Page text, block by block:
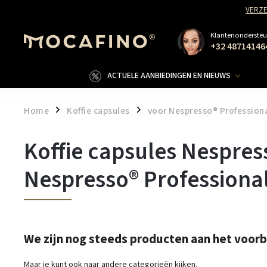
+32
ACTUELE AANBIEDINGEN EN NIEUWS
Home / Koffie capsules / voor Nespresso®
Koffie capsules
Nespresso®
We zijn nog steeds producten aan het
Maar je kunt ook naar andere categorieën kijken.